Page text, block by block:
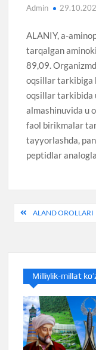
Admin
ALANIY, a-
tarqalgan
89,09.
oqsillar tarkibiga
oqsillar tarkibida
almashinuvida u
faol birikmalar
tayyorlashda,
peptidlar
PostALAND OROLLARI
Milliylik-millat